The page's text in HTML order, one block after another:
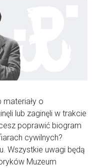
materiały o
lub zaginęli w trakcie
poprawić biogram
cywilnych?
Wszystkie uwagi będą
Muzeum